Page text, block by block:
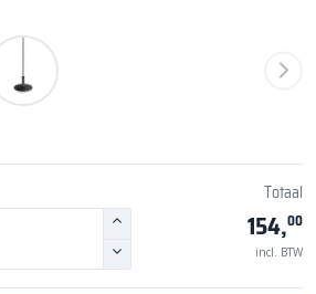
Totaal
154,00
incl. BTW